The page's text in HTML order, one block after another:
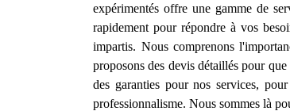
expérimentés offre une gamme de
rapidement pour répondre à vos
impartis. Nous comprenons
proposons des devis détaillés pour
des garanties pour nos services,
professionnalisme. Nous sommes là